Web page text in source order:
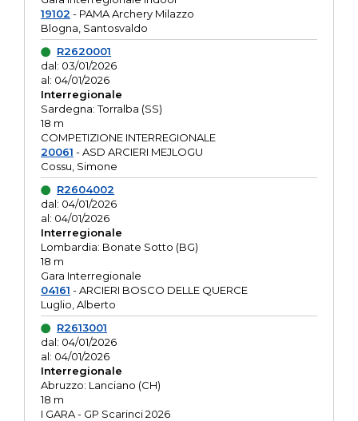
19102 - PAMA Archery Milazzo
Blogna, Santosvaldo
R2620001
dal: 03/01/2026
al: 04/01/2026
Interregionale
Sardegna: Torralba (SS)
18 m
COMPETIZIONE INTERREGIONALE
20061 - ASD ARCIERI MEJLOGU
Cossu, Simone
R2604002
dal: 04/01/2026
al: 04/01/2026
Interregionale
Lombardia: Bonate Sotto (BG)
18 m
Gara Interregionale
04161 - ARCIERI BOSCO DELLE QUERCE
Luglio, Alberto
R2613001
dal: 04/01/2026
al: 04/01/2026
Interregionale
Abruzzo: Lanciano (CH)
18 m
I GARA - GP Scarinci 2026